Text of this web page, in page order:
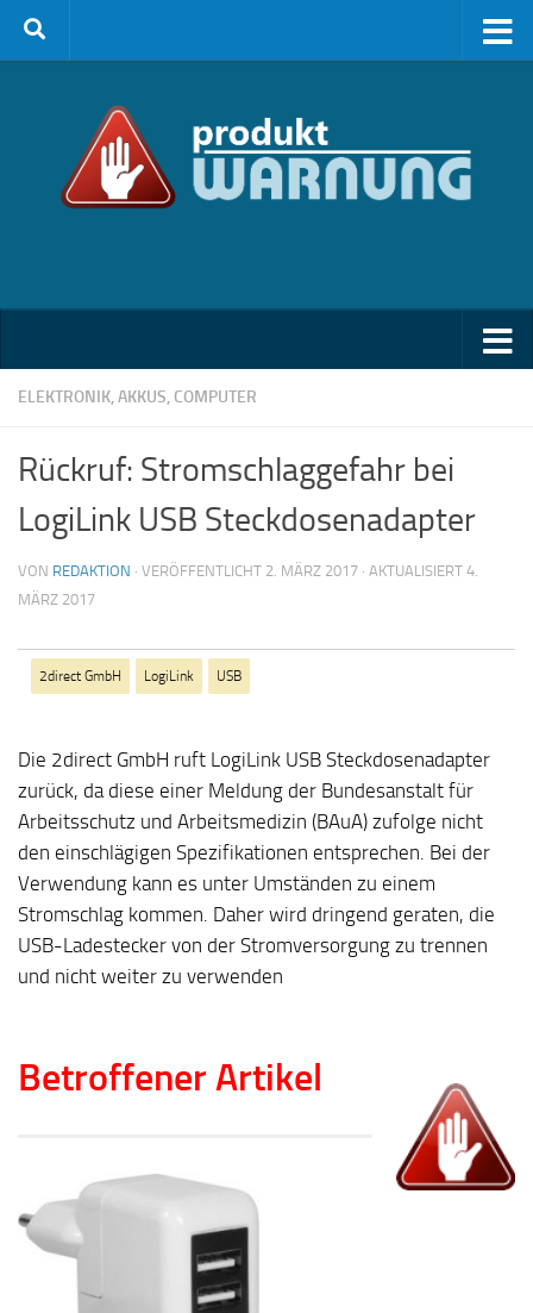
Zum Inhalt springen
ELEKTRONIK, AKKUS, COMPUTER
Rückruf: Stromschlaggefahr bei
LogiLink USB Steckdosenadapter
VON REDAKTION · VERÖFFENTLICHT 2. MÄRZ 2017 · AKTUALISIERT 4.
MÄRZ 2017
2direct GmbH LogiLink USB
Die 2direct GmbH ruft LogiLink USB Steckdosenadapter
zurück, da diese einer Meldung der Bundesanstalt für
Arbeitsschutz und Arbeitsmedizin (BAuA) zufolge nicht
den einschlägigen Spezifikationen entsprechen. Bei der
Verwendung kann es unter Umständen zu einem
Stromschlag kommen. Daher wird dringend geraten, die
USB-Ladestecker von der Stromversorgung zu trennen
und nicht weiter zu verwenden
Betroffener Artikel